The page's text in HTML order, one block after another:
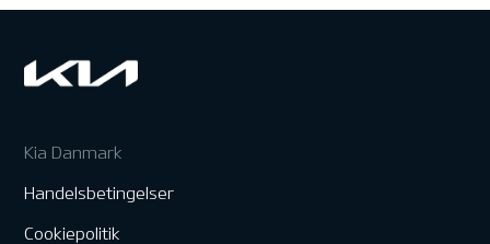
Kia Danmark
Handelsbetingelser
Cookiepolitik